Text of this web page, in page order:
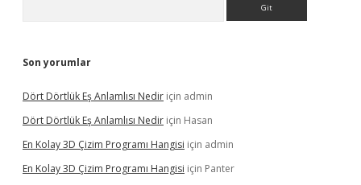
Son yorumlar
Dört Dörtlük Eş Anlamlısı Nedir için admin
Dört Dörtlük Eş Anlamlısı Nedir için Hasan
En Kolay 3D Çizim Programı Hangisi için admin
En Kolay 3D Çizim Programı Hangisi için Panter